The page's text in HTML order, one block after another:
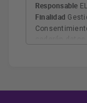
Responsable
Finalidad